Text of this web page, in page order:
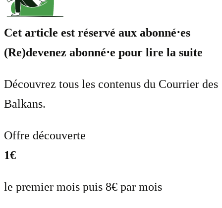
Cet article est réservé aux abonné⋅es
(Re)devenez abonné⋅e pour lire la suite
Découvrez tous les contenus du Courrier des
Balkans.
Offre découverte
1€
le premier mois puis 8€ par mois